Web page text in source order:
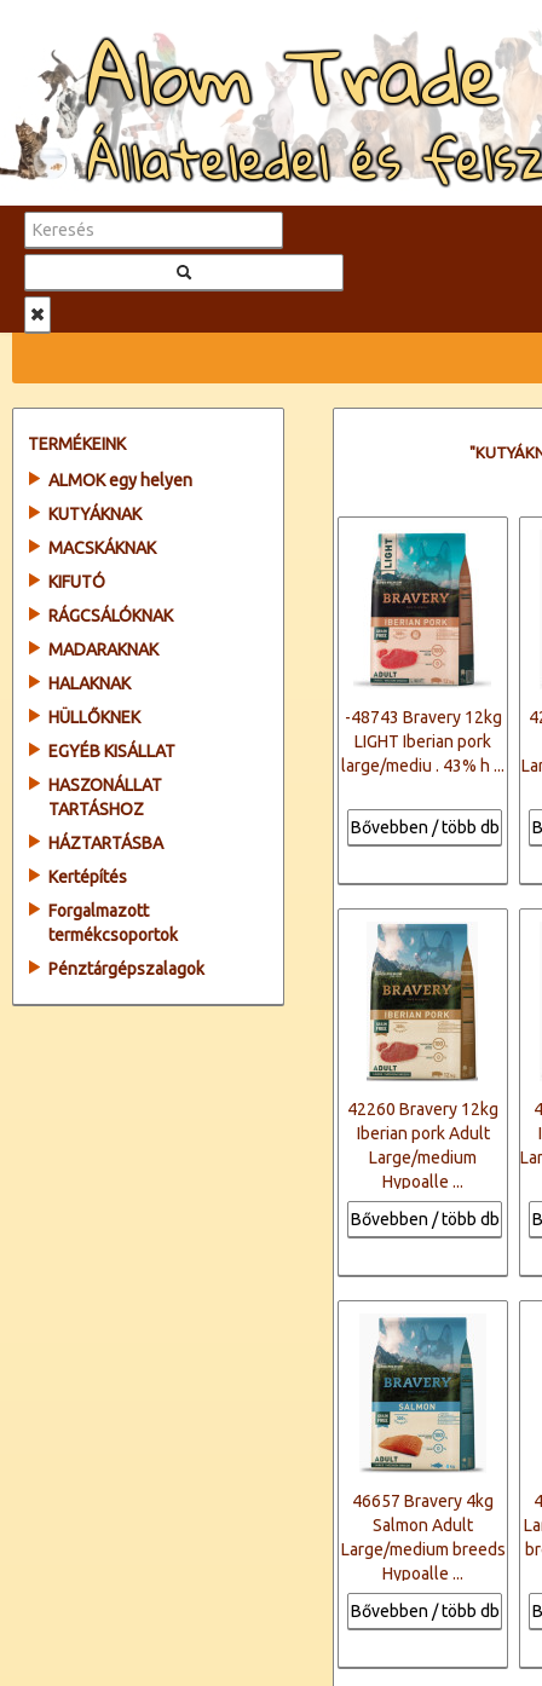
Alom Trade
Állateledel és
TERMÉKEINK
ALMOK egy helyen
KUTYÁKNAK
MACSKÁKNAK
KIFUTÓ
RÁGCSÁLÓKNAK
MADARAKNAK
HALAKNAK
HÜLLŐKNEK
EGYÉB KISÁLLAT
HASZONÁLLAT
TARTÁSHOZ
HÁZTARTÁSBA
Kertépítés
Forgalmazott
termékcsoportok
Pénztárgépszalagok
-48743 Bravery 12kg
LIGHT Iberian pork
large/mediu . 43% h ...
Bővebben / több db
42260 Bravery 12kg
Iberian pork Adult
Large/medium
Hypoalle ...
Bővebben / több db
46657 Bravery 4kg
Salmon Adult
Large/medium breeds
Hypoalle ...
Bővebben / több db